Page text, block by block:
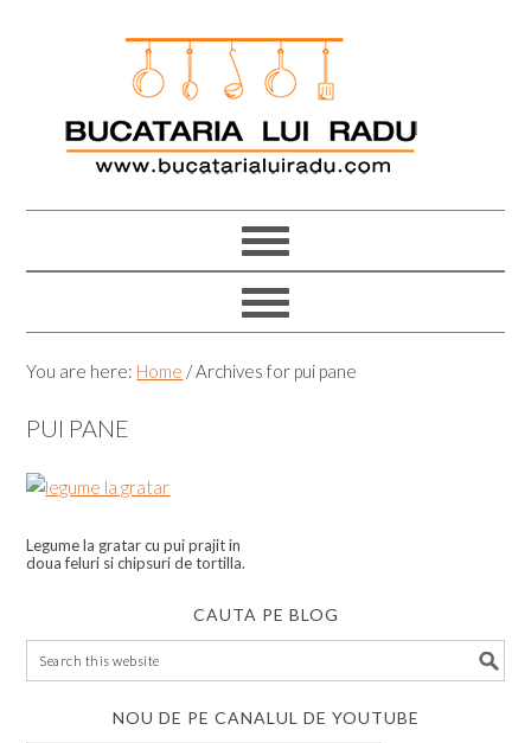
You are here: Home /Archives for pui pane
PUI PANE
Legume la gratar cu pui prajit in
doua feluri si chipsuri de tortilla.
CAUTA PE BLOG
NOU DE PE CANALUL DE YOUTUBE